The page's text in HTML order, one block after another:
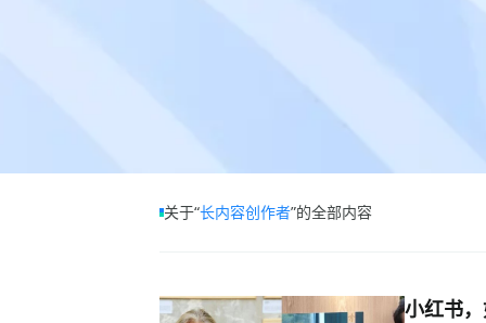
关于“长内容创作者”的全部内容
小红书